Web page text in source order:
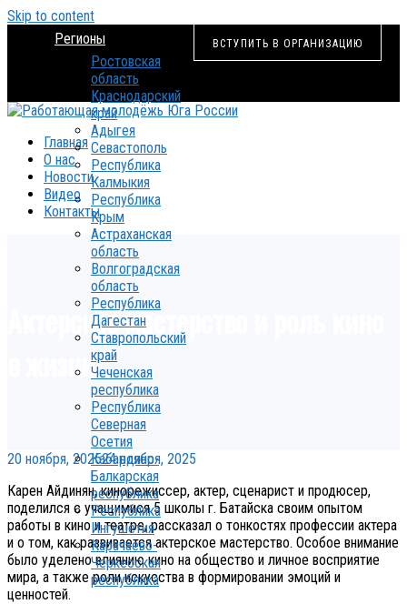
Skip to content
ВСТУПИТЬ В ОРГАНИЗАЦИЮ
Регионы
Ростовская
область
Краснодарский
край
Адыгея
Севастополь
Республика
Калмыкия
Республика
Крым
Астраханская
область
Волгоградская
область
Республика
Дагестан
Ставропольский
край
Чеченская
республика
Республика
Северная
Осетия
Кабардино-
Балкарская
республика
Республика
Ингушетия
Карачаево-
Черкесская
республика
Главная
О нас
Новости
Видео
Контакты
Актерское мастерство и роль кино
в жизни
20 ноября, 202524 ноября, 2025
Карен Айдинян, кинорежиссер, актер, сценарист и продюсер,
поделился с учащимися 5 школы г. Батайска своим опытом
работы в кино и театре, рассказал о тонкостях профессии актера
и о том, как развивается актерское мастерство. Особое внимание
было уделено влиянию кино на общество и личное восприятие
мира, а также роли искусства в формировании эмоций и
ценностей.